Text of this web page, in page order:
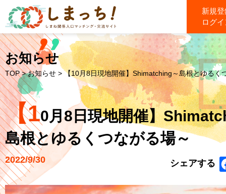
新規
ログ
お知らせ
TOP >お知らせ > 【10月8日現地開催】Shimatching～島根とゆるく
【10月8日現地開催】
島根とゆるくつながる場～
2022/9/30 シェアする